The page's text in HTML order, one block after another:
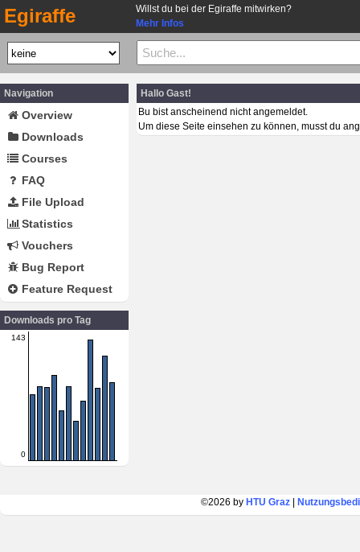
Egiraffe
Willst du bei der Egiraffe mitwirken?
Mehr Infos
Navigation
Overview
Downloads
Courses
FAQ
File Upload
Statistics
Vouchers
Bug Report
Feature Request
Downloads pro Tag
143
0
Hallo Gast!
Bu bist anscheinend nicht angemeldet.
Um diese Seite einsehen zu können, musst du
©2026 by HTU Graz|